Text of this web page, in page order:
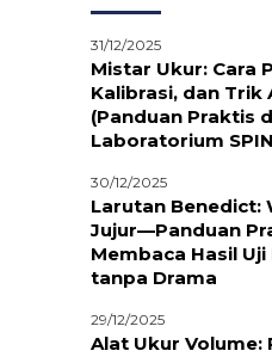
31/12/2025
Mistar Ukur: Cara
Kalibrasi, dan Trik
(Panduan Praktis
Laboratorium
30/12/2025
Larutan Benedict:
Jujur—Panduan
Membaca Hasil
tanpa Drama
29/12/2025
Alat Ukur Volume: